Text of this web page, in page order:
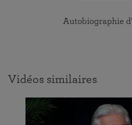
Autobiographie
Vidéos similaires